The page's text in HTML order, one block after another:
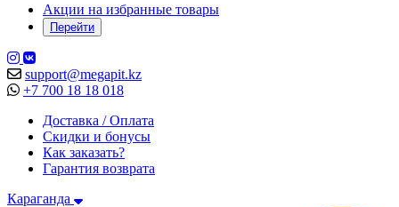
Акции на избранные товары
Перейти
support@megapit.kz
+7 700 18 18 018
Доставка / Оплата
Скидки и бонусы
Как заказать?
Гарантия возврата
Караганда